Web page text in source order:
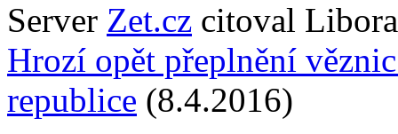
Server Zet.cz citoval
Hrozí opět přeplnění
republice (8.4.2016)